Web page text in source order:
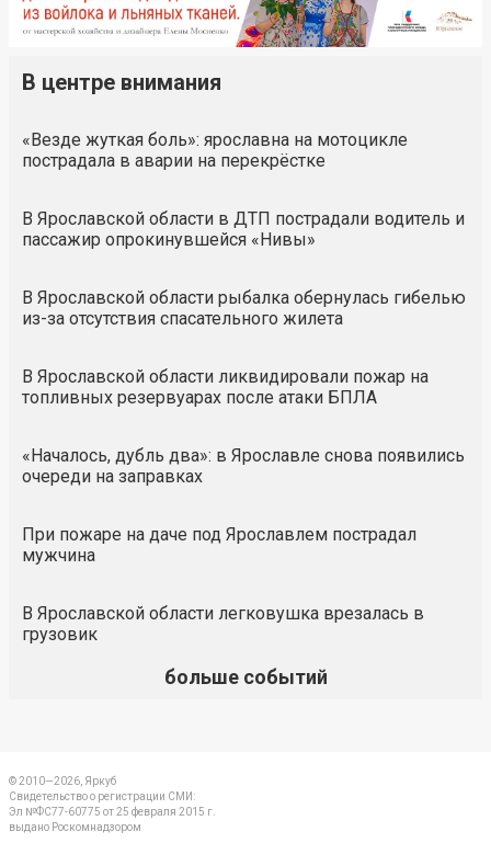
В центре внимания
«Везде жуткая боль»: ярославна на мотоцикле
пострадала в аварии на перекрёстке
В Ярославской области в ДТП пострадали водитель и
пассажир опрокинувшейся «Нивы»
В Ярославской области рыбалка обернулась гибелью
из-за отсутствия спасательного жилета
В Ярославской области ликвидировали пожар на
топливных резервуарах после атаки БПЛА
«Началось, дубль два»: в Ярославле снова появились
очереди на заправках
При пожаре на даче под Ярославлем пострадал
мужчина
В Ярославской области легковушка врезалась в
грузовик
больше событий
© 2010—2026, Яркуб
Свидетельство о регистрации СМИ:
Эл №ФС77-60775 от 25 февраля 2015 г.
выдано Роскомнадзором